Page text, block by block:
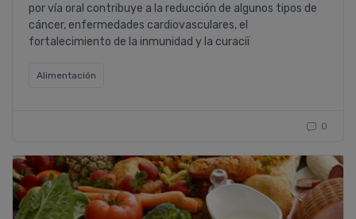
por ví­a oral contribuye a la reducción de algunos tipos de
cáncer, enfermedades cardiovasculares, el
fortalecimiento de la inmunidad y la curaciï
Alimentación
0